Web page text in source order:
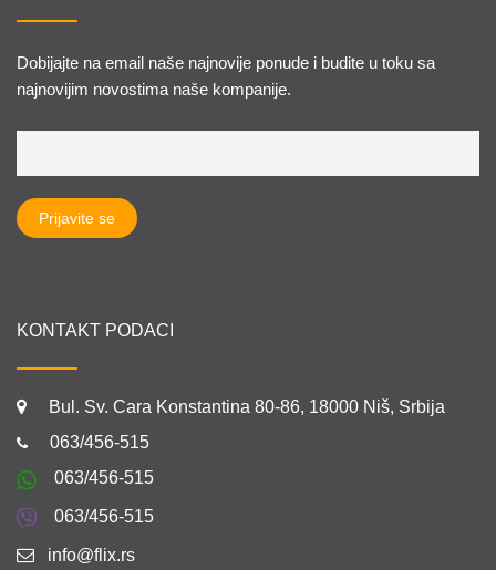
Dobijajte na email naše najnovije ponude i budite u toku sa
najnovijim novostima naše kompanije.
KONTAKT PODACI
Bul. Sv. Cara Konstantina 80-86, 18000 Niš, Srbija
063/456-515
063/456-515
063/456-515
info@flix.rs